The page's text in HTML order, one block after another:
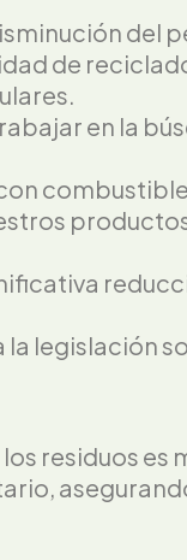
del
de
en la
la legislación
residuos es